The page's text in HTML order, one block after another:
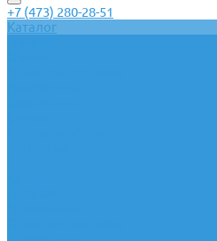
+7 (473) 280-28-51
Каталог